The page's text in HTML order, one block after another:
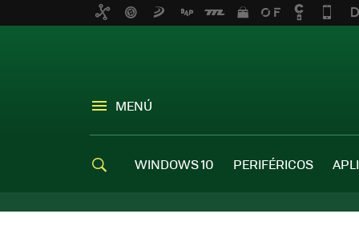
MENÚ
WINDOWS 10 PERIFÉRICOS